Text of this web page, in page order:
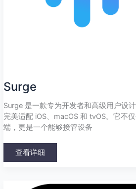
Surge
Surge 是一款专为开发者和高级用户设
完美适配 iOS、macOS 和 tvOS。它不
端，更是一个能够接管设备
查看详细
Potatso